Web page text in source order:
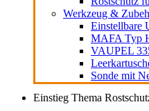
Werkzeug &
Einstellbare
MAFA Typ
VAUPEL
Sonde mit
Einstieg Thema